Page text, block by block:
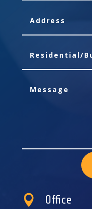
 Office